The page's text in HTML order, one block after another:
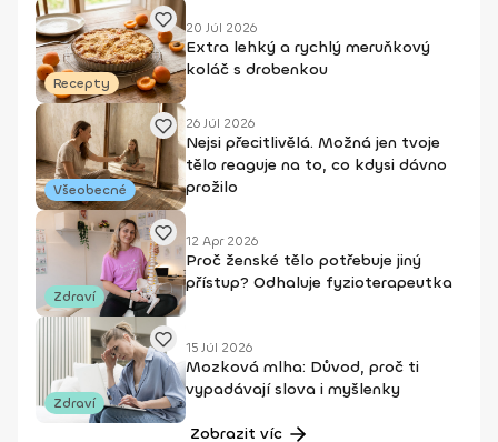
Recepty
20 Júl 2026
Extra lehký a rychlý meruňkový
koláč s drobenkou
Všeobecné
26 Júl 2026
Nejsi přecitlivělá. Možná jen tvoje
tělo reaguje na to, co kdysi dávno
prožilo
Zdraví
12 Apr 2026
Proč ženské tělo potřebuje jiný
přístup? Odhaluje fyzioterapeutka
Zdraví
15 Júl 2026
Mozková mlha: Důvod, proč ti
vypadávají slova i myšlenky
Zobrazit víc